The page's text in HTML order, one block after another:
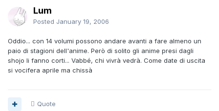
Lum
Posted January 19, 2006
Oddio... con 14 volumi possono andare avanti a fare almeno un
paio di stagioni dell'anime. Però di solito gli anime presi dagli
shojo li fanno corti... Vabbé, chi vivrà vedrà. Come date di uscita
si vocifera aprile ma chissà
Quote